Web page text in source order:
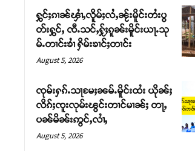
ႁွင်ႈၵၢၼ်ၾၢႆႇလိူမ်ႈလႆႇၼႂ်းမိူင်းတႆးပွ
တ်းႁွင်ႇ ၸီႉသင်ႇႁႂ်ႈၵူၼ်းမိူင်းယႃႉသု
မ်ႉတၢင်းၶၢႆ ႁိမ်းၶၢင်ႈတၢင်း
August 5, 2026
ၸုမ်းႁၵ်ႉသႃမႄႈၼမ်ႉမိူင်းထႆး ယိုၼ်ႈ
လိၵ်ႈၸူးလုမ်းၽွင်းတၢင်မၢၼ်ႈ တႃႇ
ပၼ်မိၼ်းဢွင်ႇလၢႆႇ
August 5, 2026